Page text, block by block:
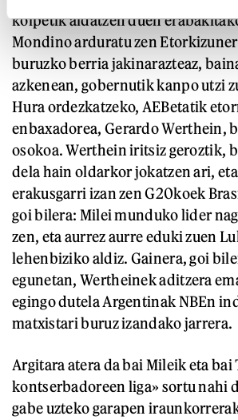
kolpetik aldatzen duen
Mondino arduratu zen
buruzko berria jakinarazteaz,
azkenean, gobernutik kanpo utzi
Hura ordezkatzeko, AEBetatik
enbaxadorea, Gerardo Werthein,
osokoa. Werthein iritsiz geroztik,
dela hain oldarkor jokatzen ari,
erakusgarri izan zen G20koek
goi bilera: Milei munduko lider
zen, eta aurrez aurre eduki zuen
lehenbiziko aldiz. Gainera, goi
egunetan, Wertheinek aditzera
egingo dutela Argentinak NBEn
matxistari buruz izandako jarrera.
Argitara atera da bai Mileik eta
kontserbadoreen liga» sortu nahi
gabe uzteko garapen